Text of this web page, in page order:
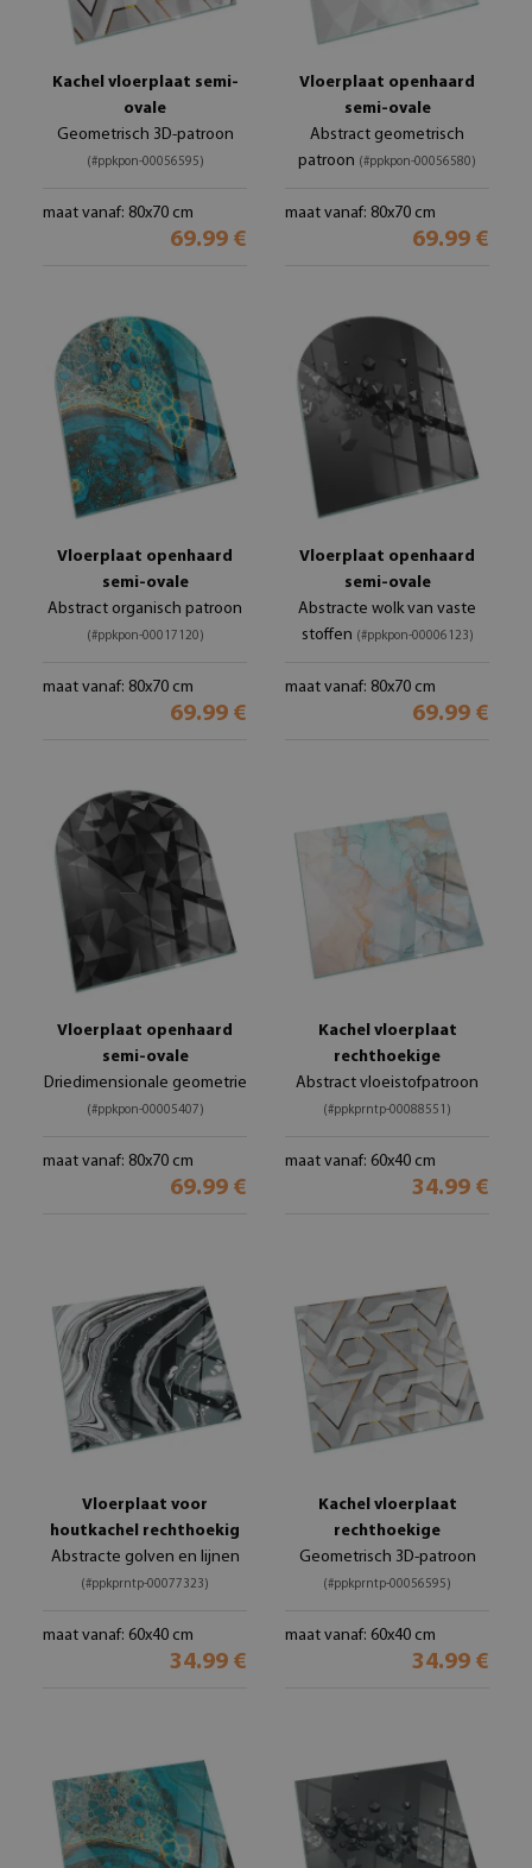
Kachel vloerplaat semi-
ovale
Geometrisch 3D-patroon
(#ppkpon-00056595)
maat vanaf: 80x70 cm
69.99 €
Vloerplaat openhaard
semi-ovale
Abstract geometrisch
patroon (#ppkpon-00056580)
maat vanaf: 80x70 cm
69.99 €
Vloerplaat openhaard
semi-ovale
Abstract organisch patroon
(#ppkpon-00017120)
maat vanaf: 80x70 cm
69.99 €
Vloerplaat openhaard
semi-ovale
Abstracte wolk van vaste
stoffen (#ppkpon-00006123)
maat vanaf: 80x70 cm
69.99 €
Vloerplaat openhaard
semi-ovale
Driedimensionale geometrie
(#ppkpon-00005407)
maat vanaf: 80x70 cm
69.99 €
Kachel vloerplaat
rechthoekige
Abstract vloeistofpatroon
(#ppkprntp-00088551)
maat vanaf: 60x40 cm
34.99 €
Vloerplaat voor
houtkachel rechthoekig
Abstracte golven en lijnen
(#ppkprntp-00077323)
maat vanaf: 60x40 cm
34.99 €
Kachel vloerplaat
rechthoekige
Geometrisch 3D-patroon
(#ppkprntp-00056595)
maat vanaf: 60x40 cm
34.99 €